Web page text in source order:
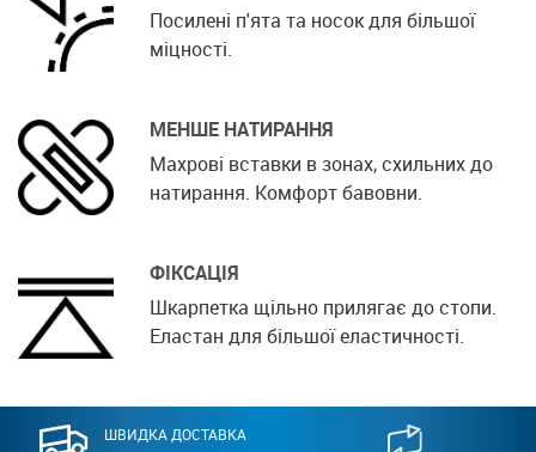
Посилені п'ята та носок для більшої
міцності.
МЕНШЕ НАТИРАННЯ
Махрові вставки в зонах, схильних до
натирання. Комфорт бавовни.
ФІКСАЦІЯ
Шкарпетка щільно прилягає до стопи.
Еластан для більшої еластичності.
ШВИДКА ДОСТАВКА